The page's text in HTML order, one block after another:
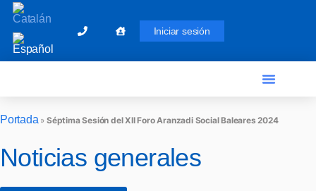
Iniciar sesión
Portada»Séptima Sesión del XII Foro Aranzadi Social Baleares 2024
Noticias generales